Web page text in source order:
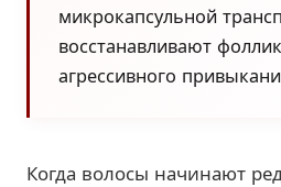
микрокапсульной
восстанавливают
агрессивного
Когда волосы начинают